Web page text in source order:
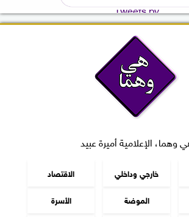
Tweets by
وهما، الإعلامية أميرة عبيد
خارجي وداخلي
الاقتصاد
الموضة الأسرة